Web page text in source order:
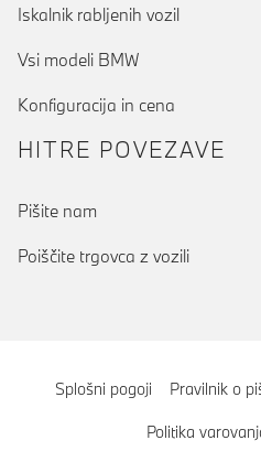
Iskalnik rabljenih vozil
Vsi modeli BMW
Konfiguracija in cena
HITRE POVEZAVE
Pišite nam
Poiščite trgovca z vozili
Splošni pogoji Pravilnik o
Politika